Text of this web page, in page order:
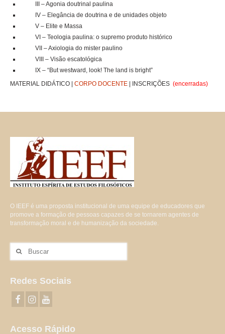
Localização
III – Agonia doutrinal paulina
IV – Elegância de doutrina e de unidades objeto
V – Elite e Massa
VI – Teologia paulina: o supremo produto histórico
VII – Axiologia do mister paulino
VIII – Visão escatológica
IX – “But westward, look! The land is bright”
MATERIAL DIDÁTICO | CORPO DOCENTE | INSCRIÇÕES (encerradas)
O IEEF é uma proposta institucional de uma equipe de educadores que
promove a formação de pessoas capazes de se tornarem agentes de
transformação moral e de humanização da sociedade.
por:
Redes Sociais
Acesso Rápido